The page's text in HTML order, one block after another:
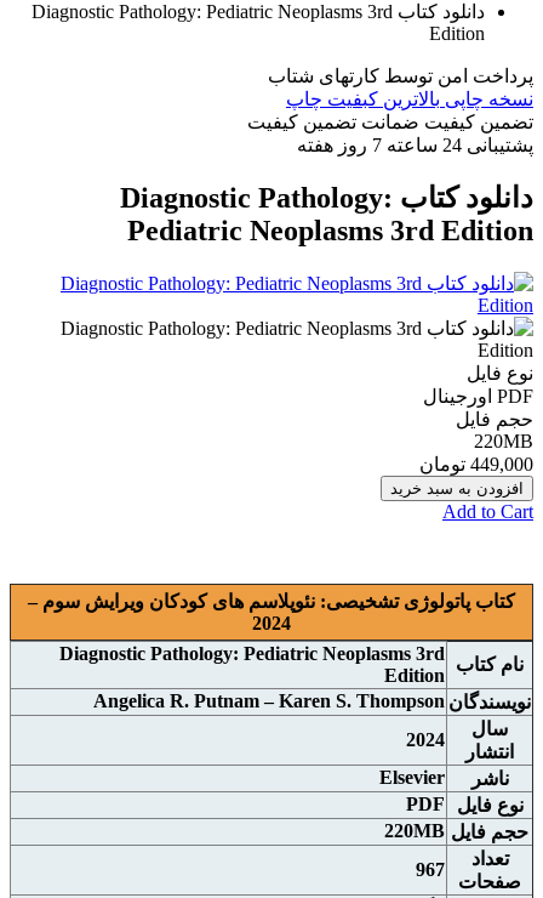
دانلود کتاب Diagnostic Pathology: Pediatric Neoplasms 3rd
Edition
پرداخت امن توسط کارتهای شتاب
نسخه چاپی بالاترین کبفیت چاپ
تضمین کیفیت ضمانت تضمین کیفیت
پشتیبانی 24 ساعته 7 روز هفته
دانلود کتاب Diagnostic Pathology:
Pediatric Neoplasms 3rd Edition
نوع فایل
PDF اورجينال
حجم فایل
220MB
449,000 تومان
افزودن به سبد خرید
Add to Cart
کتاب پاتولوژی تشخیصی: نئوپلاسم های کودکان ویرایش سوم –
2024
نام کتاب
Diagnostic Pathology: Pediatric Neoplasms 3rd
Edition
نويسندگان Angelica R. Putnam – Karen S. Thompson
سال
انتشار
2024
ناشر
Elsevier
نوع فايل
PDF
حجم فايل 220MB
تعداد
صفحات
967